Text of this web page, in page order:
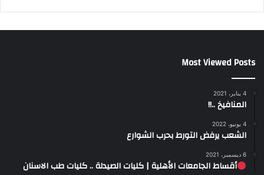
Most Viewed Posts
4 يناير، 2021
المنافيخ ..!!
4 يونيو، 2022
الشعب يرفض التورط بحرب الشوارع
6 ديسمبر، 2021
أقساط الجامعات الأهلية | كليات الصيدلة .. كليات طب الاسنان